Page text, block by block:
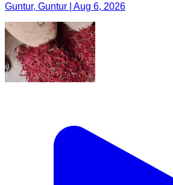
Guntur, Guntur | Aug 6, 2026